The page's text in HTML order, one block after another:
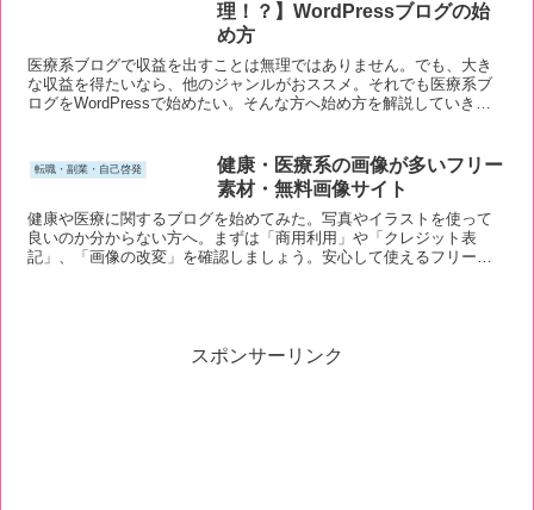
理！？】WordPressブログの始
め方
医療系ブログで収益を出すことは無理ではありません。でも、大き
な収益を得たいなら、他のジャンルがおススメ。それでも医療系ブ
ログをWordPressで始めたい。そんな方へ始め方を解説していきま
転職・副業・自己啓発
健康・医療系の画像が多いフリー
素材・無料画像サイト
健康や医療に関するブログを始めてみた。写真やイラストを使って
良いのか分からない方へ。まずは「商用利用」や「クレジット表
記」、「画像の改変」を確認しましょう。安心して使えるフリー素
スポンサーリンク